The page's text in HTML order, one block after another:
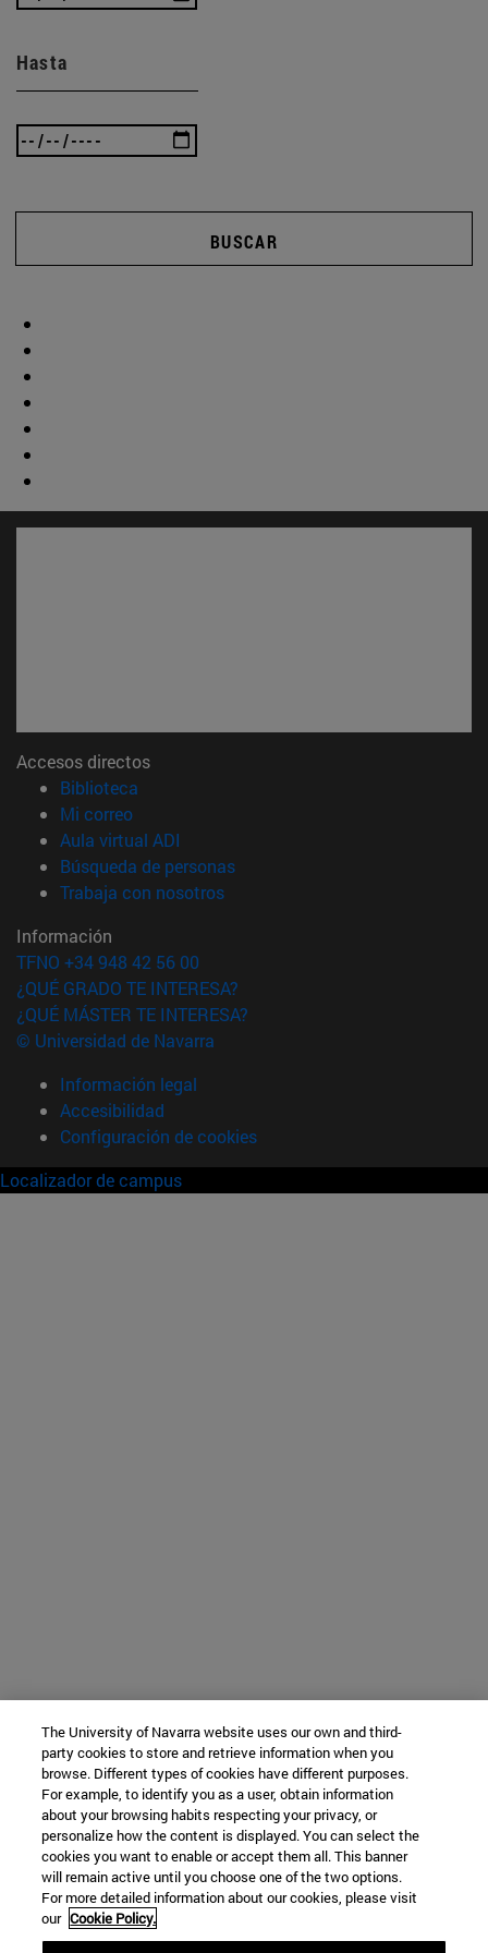
Hasta
BUSCAR
Accesos directos
Biblioteca
Mi correo(abre en nueva ventana)
Aula virtual ADI
Búsqueda de personas(abre en nueva ventana)
Trabaja con nosotros(abre en nueva ventana)
Información
TFNO +34 948 42 56 00
¿QUÉ GRADO TE INTERESA?
¿QUÉ MÁSTER TE INTERESA?
© Universidad de Navarra
Información legal
Accesibilidad
Configuración de cookies
Localizador de campus
The University of Navarra website uses our own and third-
party cookies to store and retrieve information when you
browse. Different types of cookies have different purposes.
For example, to identify you as a user, obtain information
about your browsing habits respecting your privacy, or
personalize how the content is displayed. You can select the
cookies you want to enable or accept them all. This banner
will remain active until you choose one of the two options.
For more detailed information about our cookies, please visit
our Cookie Policy.